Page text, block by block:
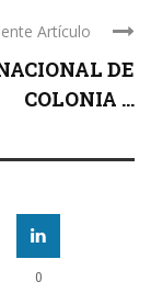
Artículo
DE
COLONIA ...
0